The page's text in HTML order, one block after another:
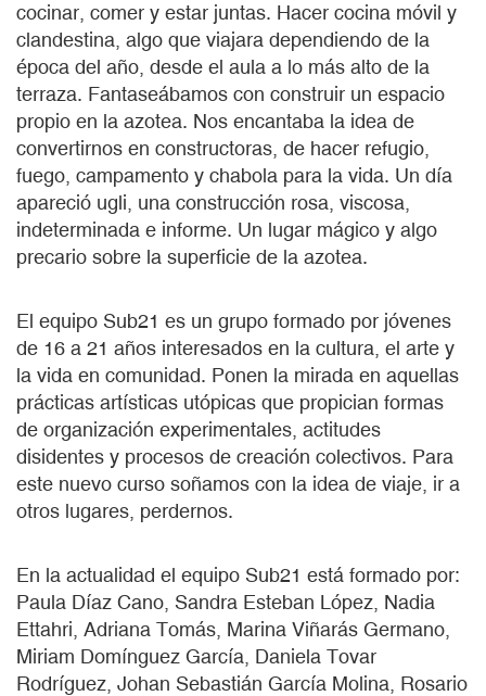
cocinar, comer y estar juntas. Hacer cocina móvil y
clandestina, algo que viajara dependiendo de la
época del año, desde el aula a lo más alto de la
terraza. Fantaseábamos con construir un espacio
propio en la azotea. Nos encantaba la idea de
convertirnos en constructoras, de hacer refugio,
fuego, campamento y chabola para la vida. Un día
apareció ugli, una construcción rosa, viscosa,
indeterminada e informe. Un lugar mágico y algo
precario sobre la superficie de la azotea.
El equipo Sub21 es un grupo formado por jóvenes
de 16 a 21 años interesados en la cultura, el arte y
la vida en comunidad. Ponen la mirada en aquellas
prácticas artísticas utópicas que propician formas
de organización experimentales, actitudes
disidentes y procesos de creación colectivos. Para
este nuevo curso soñamos con la idea de viaje, ir a
otros lugares, perdernos.
En la actualidad el equipo Sub21 está formado por:
Paula Díaz Cano, Sandra Esteban López, Nadia
Ettahri, Adriana Tomás, Marina Viñarás Germano,
Miriam Domínguez García, Daniela Tovar
Rodríguez, Johan Sebastián García Molina, Rosario